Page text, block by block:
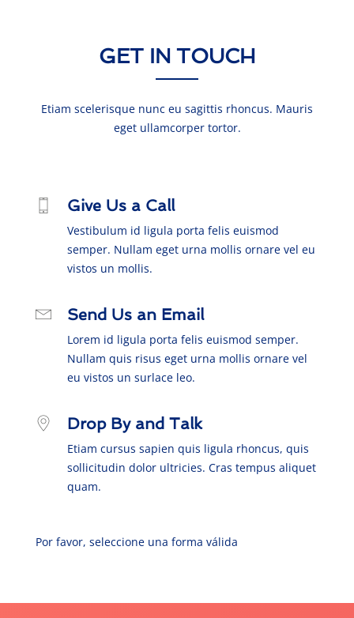
GET IN TOUCH
Etiam scelerisque nunc eu sagittis rhoncus. Mauris
eget ullamcorper tortor.
Give Us a Call
Vestibulum id ligula porta felis euismod
semper. Nullam eget urna mollis ornare vel eu
vistos un mollis.
Send Us an Email
Lorem id ligula porta felis euismod semper.
Nullam quis risus eget urna mollis ornare vel
eu vistos un surlace leo.
Drop By and Talk
Etiam cursus sapien quis ligula rhoncus, quis
sollicitudin dolor ultricies. Cras tempus aliquet
quam.
Por favor, seleccione una forma válida